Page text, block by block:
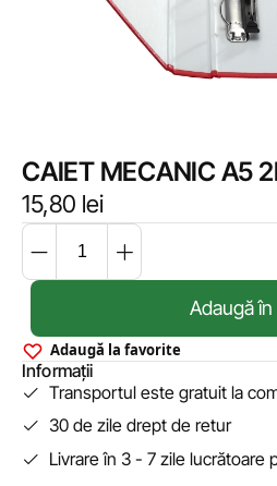
CAIET MECANIC A5
15,80 lei
Adaugă
Adaugă la favorite
Informații
Transportul este gratuit la
30 de zile drept de retur
Livrare în 3 - 7 zile lucrătoare